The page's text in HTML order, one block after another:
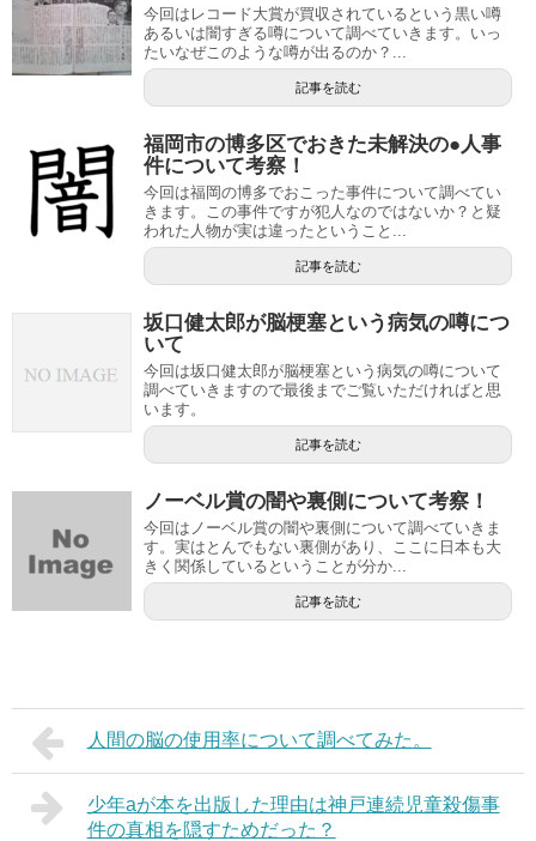
今回はレコード大賞が買収されているという黒い噂
あるいは闇すぎる噂について調べていきます。いっ
たいなぜこのような噂が出るのか？...
記事を読む
福岡市の博多区でおきた未解決の●人事
件について考察！
今回は福岡の博多でおこった事件について調べてい
きます。この事件ですが犯人なのではないか？と疑
われた人物が実は違ったということ...
記事を読む
坂口健太郎が脳梗塞という病気の噂につ
いて
今回は坂口健太郎が脳梗塞という病気の噂について
調べていきますので最後までご覧いただければと思
います。
記事を読む
ノーベル賞の闇や裏側について考察！
今回はノーベル賞の闇や裏側について調べていきま
す。実はとんでもない裏側があり、ここに日本も大
きく関係しているということが分か...
記事を読む
人間の脳の使用率について調べてみた。
少年aが本を出版した理由は神戸連続児童殺傷事
件の真相を隠すためだった？